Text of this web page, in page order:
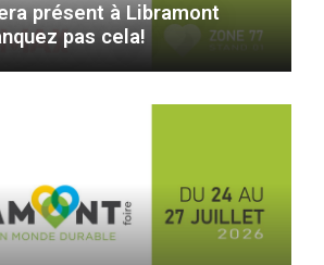
présent à Libramont
pas cela!